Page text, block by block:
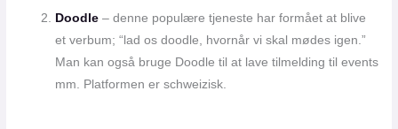
Doodle – denne populære tjeneste har formået at blive
et verbum; “lad os doodle, hvornår vi skal mødes igen.”
Man kan også bruge Doodle til at lave tilmelding til events
mm. Platformen er schweizisk.